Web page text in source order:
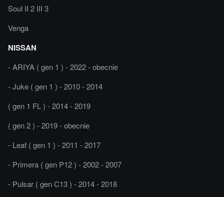
Soul II 2 III 3
Venga
NISSAN
- ARIYA ( gen 1 ) - 2022 - obecnie
- Juke ( gen 1 ) - 2010 - 2014
( gen 1 FL ) - 2014 - 2019
( gen 2 ) - 2019 - obecnie
- Leaf ( gen 1 ) - 2011 - 2017
- Primera ( gen P12 ) - 2002 - 2007
- Pulsar ( gen C13 ) - 2014 - 2018